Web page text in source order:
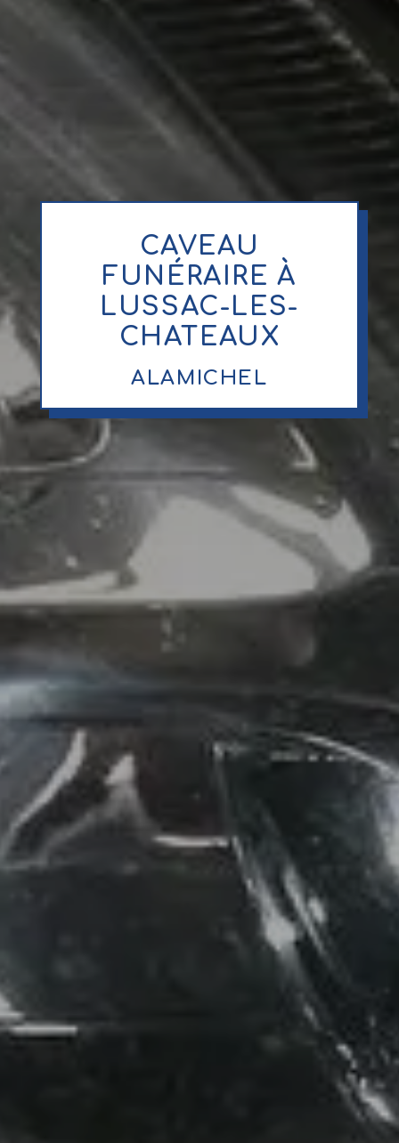
CAVEAU
FUNÉRAIRE À
LUSSAC-LES-
CHATEAUX
ALAMICHEL